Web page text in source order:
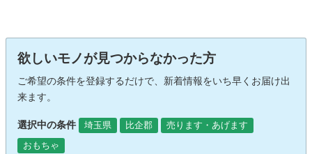
欲しいモノが見つからなかった方
ご希望の条件を登録するだけで、新着情報をいち早くお届け出
来ます。
選択中の条件 埼玉県 比企郡
売ります・あげます
おもちゃ